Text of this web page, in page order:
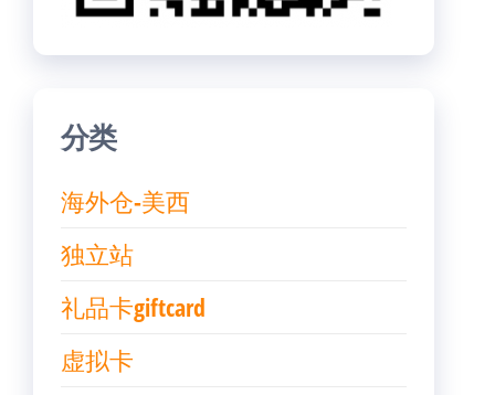
分类
海外仓-美西
独立站
礼品卡giftcard
虚拟卡